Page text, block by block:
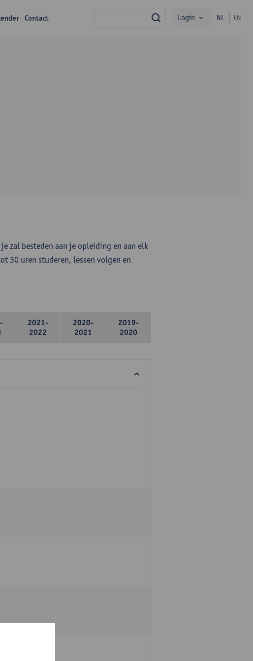
Contact zoekLogin NL EN
zal besteden aan je opleiding en aan elk
30 uren studeren, lessen volgen en
2021-
2022
2020-
2021
2019-
2020